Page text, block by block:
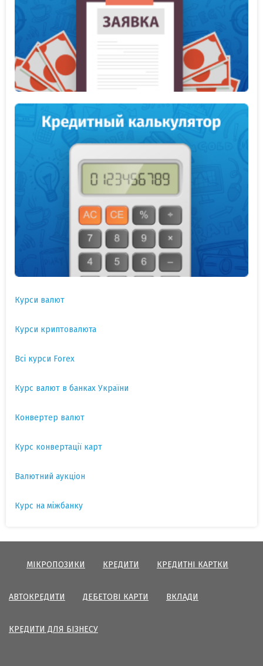
Курси валют
Курси криптовалюта
Всі курси Forex
Курс валют в банках України
Конвертер валют
Курс конвертації карт
Валютний аукціон
Курс на міжбанку
МІКРОПОЗИКИ КРЕДИТИ КРЕДИТНІ КАРТКИ
АВТОКРЕДИТИ ДЕБЕТОВІ КАРТИ ВКЛАДИ
КРЕДИТИ ДЛЯ БІЗНЕСУ